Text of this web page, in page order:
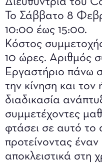
Το Σάββατο 8
10:00 έως 15:00.
Κόστος
10 ώρες. Αριθμός
Εργαστήριο πάνω
την κίνηση και
διαδικασία
συμμετέχοντες
φτάσει σε αυτό το
προτείνοντας
αποκλειστικά στη